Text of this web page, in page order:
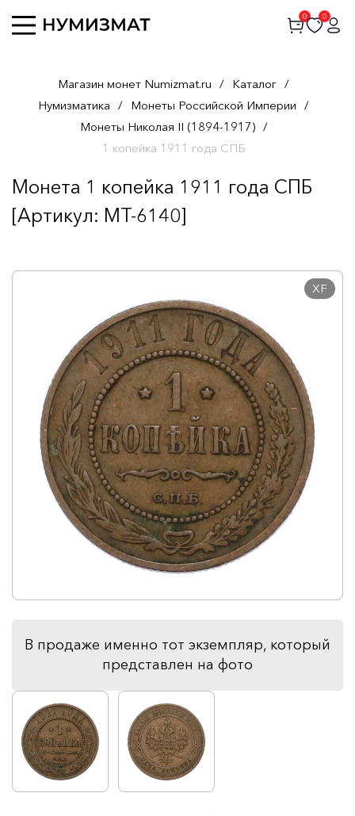
0 0
Магазин монет Numizmat.ru / Каталог /
Нумизматика / Монеты Российской Империи /
Монеты Николая II (1894-1917) /
1 копейка 1911 года СПБ
Монета 1 копейка 1911 года СПБ
[Артикул: MT-6140]
XF
В продаже именно тот экземпляр, который
представлен на фото